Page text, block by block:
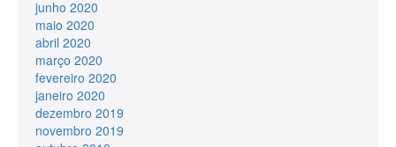
junho 2020
maio 2020
abril 2020
março 2020
fevereiro 2020
janeiro 2020
dezembro 2019
novembro 2019